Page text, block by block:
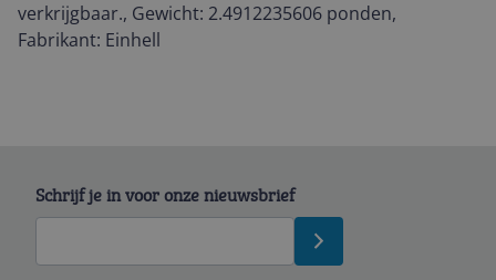
verkrijgbaar., Gewicht: 2.4912235606 ponden,
Fabrikant: Einhell
Schrijf je in voor onze nieuwsbrief